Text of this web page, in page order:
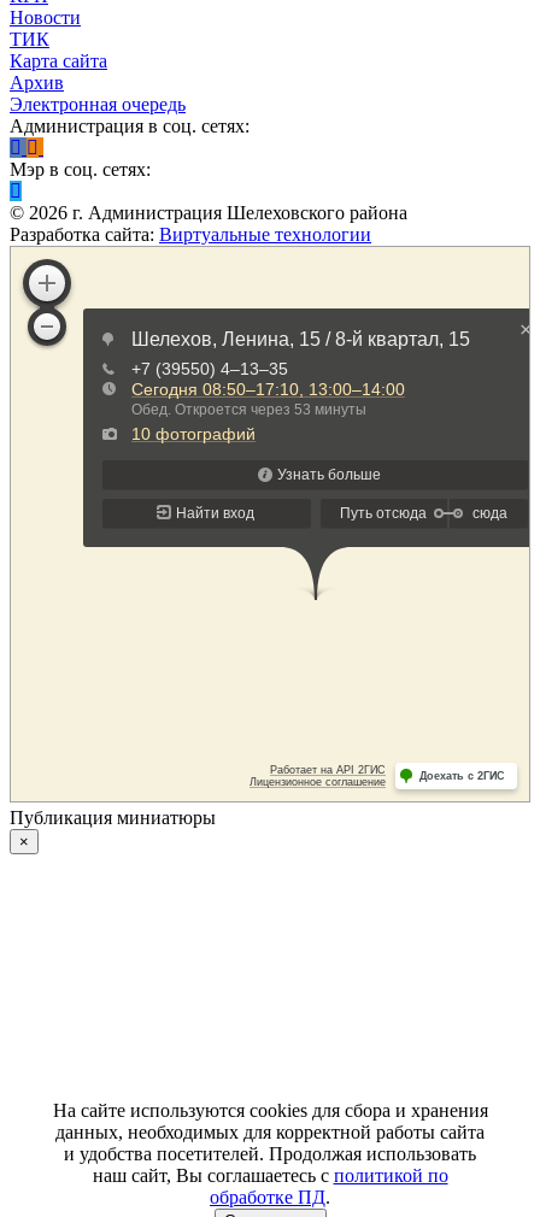
Новости
ТИК
Карта сайта
Архив
Электронная очередь
Администрация в соц. сетях:
Мэр в соц. сетях:
© 2026 г. Администрация Шелеховского района
Разработка сайта: Виртуальные технологии
Публикация миниатюры
×
На сайте используются cookies для сбора и хранения
данных, необходимых для корректной работы сайта
и удобства посетителей. Продолжая использовать
наш сайт, Вы соглашаетесь с политикой по
обработке ПД.